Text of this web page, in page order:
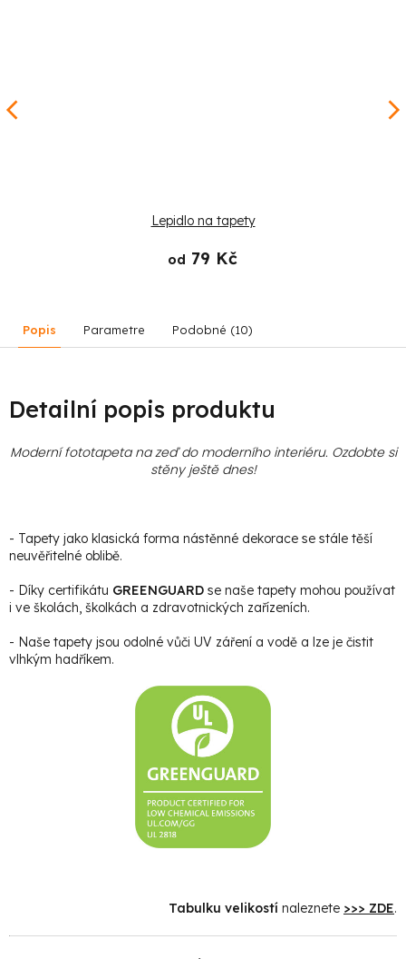
Lepidlo na tapety
od 79 Kč
Popis Parametre Podobné (10)
Detailní popis produktu
Moderní fototapeta na zeď do moderního interiéru. Ozdobte si
stěny ještě dnes!
- Tapety jako klasická forma nástěnné dekorace se stále těší
neuvěřitelné oblibě.
- Díky certifikátu GREENGUARD se naše tapety mohou používat
i ve školách, školkách a zdravotnických zařízeních.
- Naše tapety jsou odolné vůči UV záření a vodě a lze je čistit
vlhkým hadříkem.
Tabulku velikostí naleznete >>> ZDE.